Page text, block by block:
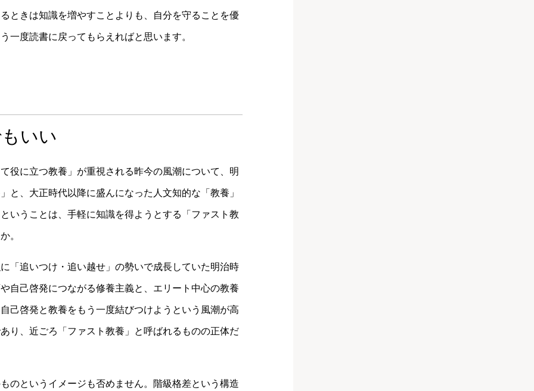
ときは知識を増やすことよりも、自分を守ることを優
一度読書に戻ってもらえればと思います。
いい
に立つ教養」が重視される昨今の風潮について、明
と、大正時代以降に盛んになった人文知的な「教養」
いうことは、手軽に知識を得ようとする「ファスト教
。
「追いつけ・追い越せ」の勢いで成長していた明治時
自己啓発につながる修養主義と、エリート中心の教養
己啓発と教養をもう一度結びつけようという風潮が高
り、近ごろ「ファスト教養」と呼ばれるものの正体だ
というイメージも否めません。階級格差という構造